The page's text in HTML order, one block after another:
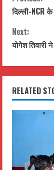
o
n
t
i
n
R
दिल्ली-NCR
Next:
योगेश तिवारी
RELATED